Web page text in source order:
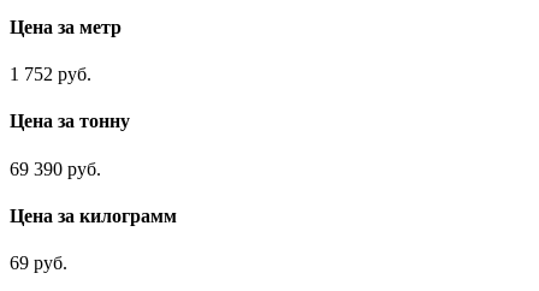
Цена за метр
1 752 руб.
Цена за тонну
69 390 руб.
Цена за килограмм
69 руб.